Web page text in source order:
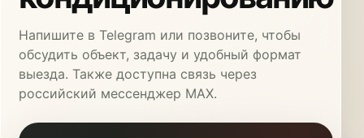
Напишите в Telegram или позвоните, чтобы
обсудить объект, задачу и удобный формат
выезда. Также доступна связь через
российский мессенджер MAX.